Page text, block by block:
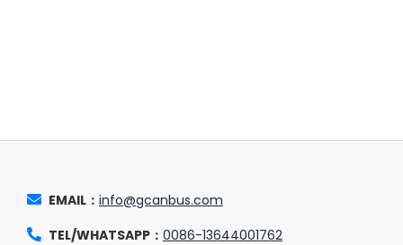
EMAIL： info@gcanbus.com
TEL/WHATSAPP： 0086-13644001762